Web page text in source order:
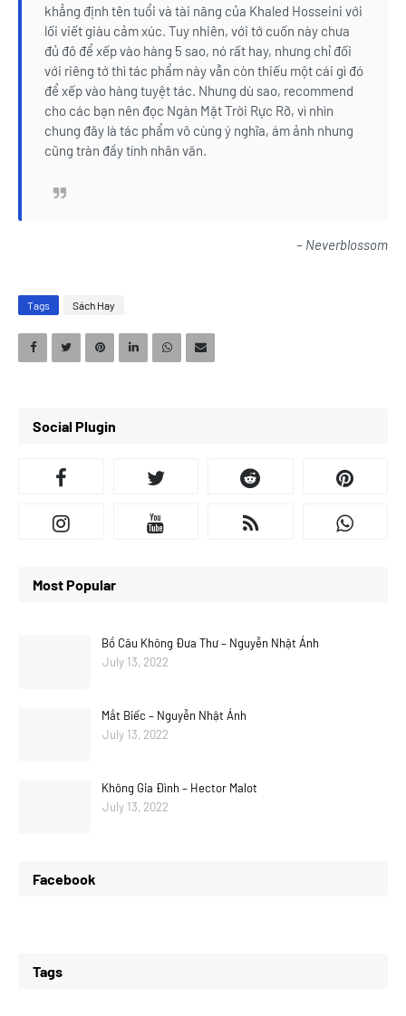
khẳng định tên tuổi và tài năng của Khaled Hosseini với
lối viết giàu cảm xúc. Tuy nhiên, với tớ cuốn này chưa
đủ đô để xếp vào hàng 5 sao, nó rất hay, nhưng chỉ đối
với riêng tớ thì tác phẩm này vẫn còn thiếu một cái gì đó
để xếp vào hàng tuyệt tác. Nhưng dù sao, recommend
cho các bạn nên đọc Ngàn Mặt Trời Rực Rỡ, vì nhìn
chung đây là tác phẩm vô cùng ý nghĩa, ám ảnh nhưng
cũng tràn đầy tính nhân văn.
– Neverblossom
Tags Sách Hay
Social Plugin
Most Popular
Bồ Câu Không Đưa Thư – Nguyễn Nhật Ánh
July 13, 2022
Mắt Biếc – Nguyễn Nhật Ánh
July 13, 2022
Không Gia Đình – Hector Malot
July 13, 2022
Facebook
Tags